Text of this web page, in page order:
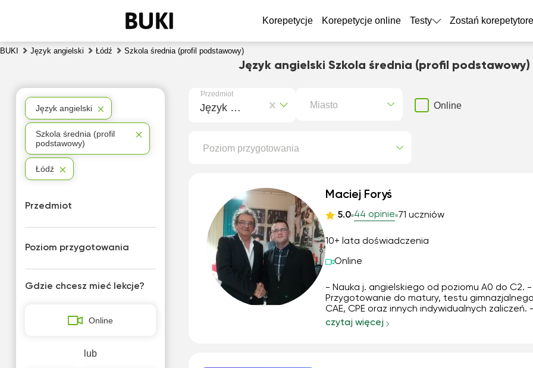
Korepetycje Korepetycje online Testy Zostań
BUKI Język angielski Łódź Szkola średnia (profil podstawowy)
Język angielski Szkola średnia (profil podstawowy)
Przedmiot
Język angielski Miasto Online
Poziom przygotowania
Maciej Foryś
5.0 44 opinie 71 uczniów
10+ lata doświadczenia
Online
- Nauka j. angielskiego od poziomu A0 do C2. -
Przygotowanie do matury, testu
CAE, CPE oraz innych indywidualnych zaliczeń.
przez ćwiczenia praktyczne,czytanie. - Pomoc w
czytaj więcej
Język angielski
Szkola średnia (profil
podstawowy)
Łódź
Przedmiot
Poziom przygotowania
Gdzie chcesz mieć lekcje?
Online
lub